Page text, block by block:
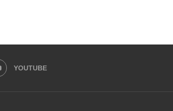
YOUTUBE